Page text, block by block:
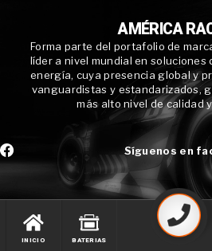
AMÉRICA
Forma parte del portafolio de
líder a nivel mundial en soluciones
energía, cuya presencia global y
vanguardistas y estandarizados,
más alto nivel de calidad
Síguenos en
INICIO BATERIAS